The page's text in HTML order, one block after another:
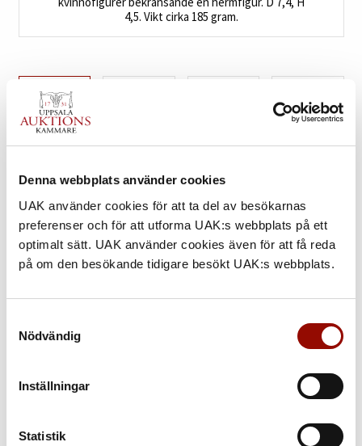
Denna webbplats använder cookies
UAK använder cookies för att ta del av besökarnas
preferenser och för att utforma UAK:s webbplats på ett
optimalt sätt. UAK använder cookies även för att få reda
på om den besökande tidigare besökt UAK:s webbplats.
Nödvändig
Inställningar
Statistik
1164. DOSA MED LOCK
UTROP
300.000 - 400.000 SEK
€ 32.000 - 43.000
3.000.000 SEK
KATALOGTEXT
Firma Karl Fabergé, St Petersburg 1908-1917,
verkmästare Henrik Wigström. Guld 56 zolotnik. Cylindrisk med
graverad och ciselerad dekor i Louis XVI-stil av festonger,